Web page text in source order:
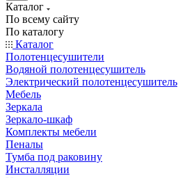
Каталог
По всему сайту
По каталогу
Каталог
Полотенцесушители
Водяной полотенцесушитель
Электрический полотенцесушитель
Мебель
Зеркала
Зеркало-шкаф
Комплекты мебели
Пеналы
Тумба под раковину
Инсталляции